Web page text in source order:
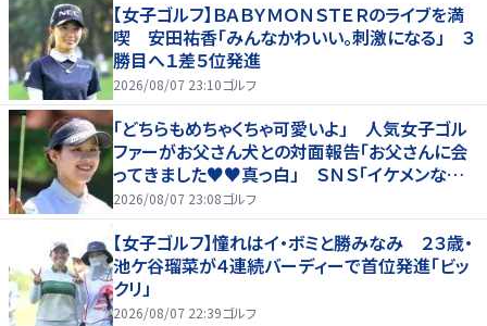
【女子ゴルフ】ＢＡＢＹＭＯＮＳＴＥＲのライブを満
喫 安田祐香「みんなかわいい。刺激になる」 ３
勝目へ１差５位発進
2026/08/07 23:10ゴルフ
「どちらもめちゃくちゃ可愛いよ」 人気女子ゴル
ファーがお父さん犬との対面報告「お父さんに会
ってきました♥♥真っ白」 ＳＮＳ「イケメンなお
父さん」「白戸家入りするんですか？」
2026/08/07 23:08ゴルフ
【女子ゴルフ】憧れはイ・ボミと勝みなみ ２３歳・
池ケ谷瑠菜が４連続バーディーで首位発進「ビッ
クリ」
2026/08/07 22:39ゴルフ